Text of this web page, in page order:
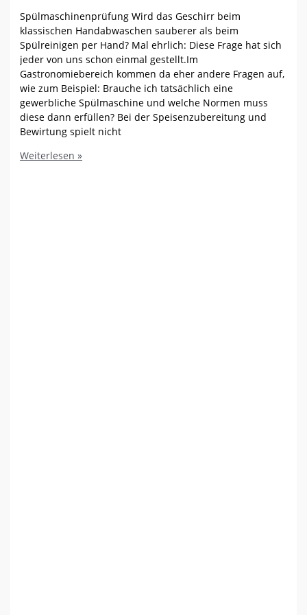
Spülmaschinenprüfung Wird das Geschirr beim
klassischen Handabwaschen sauberer als beim
Spülreinigen per Hand? Mal ehrlich: Diese Frage hat sich
jeder von uns schon einmal gestellt.Im
Gastronomiebereich kommen da eher andere Fragen auf,
wie zum Beispiel: Brauche ich tatsächlich eine
gewerbliche Spülmaschine und welche Normen muss
diese dann erfüllen? Bei der Speisenzubereitung und
Bewirtung spielt nicht
Spülmaschinenprüfung
Weiterlesen »